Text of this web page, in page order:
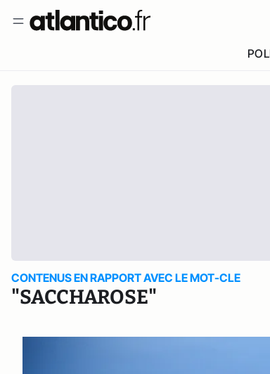
CONTENUS EN RAPPORT AVEC LE MOT-CLE
"SACCHAROSE"